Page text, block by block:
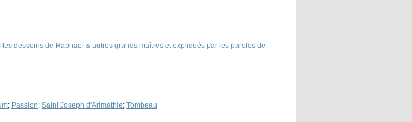
desseins de Raphaël & autres grands maîtres et expliqués par les paroles de
; Passion; Saint Joseph d'Arimathie; Tombeau